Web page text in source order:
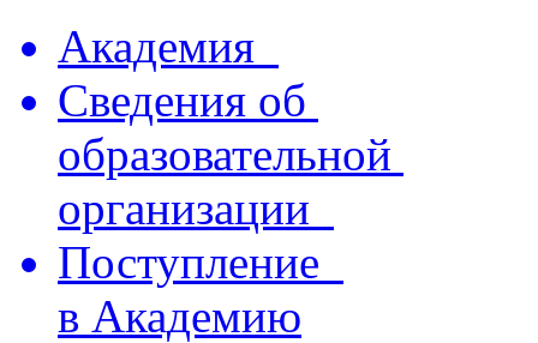
Академия
Сведения об
образовательной
организации
Поступление
в Академию